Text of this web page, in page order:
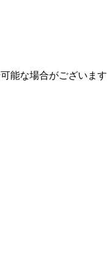
能な場合がございます